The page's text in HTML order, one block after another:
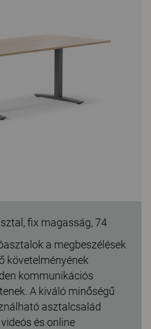
fix magasság, 74
a megbeszélések
követelményének
kommunikációs
A kiváló minőségű
asztalcsalád
és online